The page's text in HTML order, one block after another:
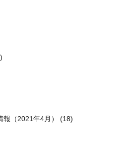
報（2021年4月） (18)